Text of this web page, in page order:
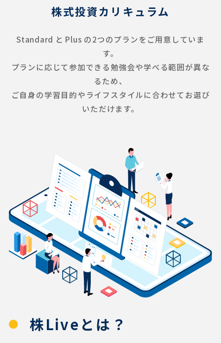
株式投資カリキュラム
Standard と Plus の2つのプランをご用意していま
す。
プランに応じて参加できる勉強会や学べる範囲が異な
るため、
ご自身の学習目的やライフスタイルに合わせてお選び
いただけます。
株Liveとは？